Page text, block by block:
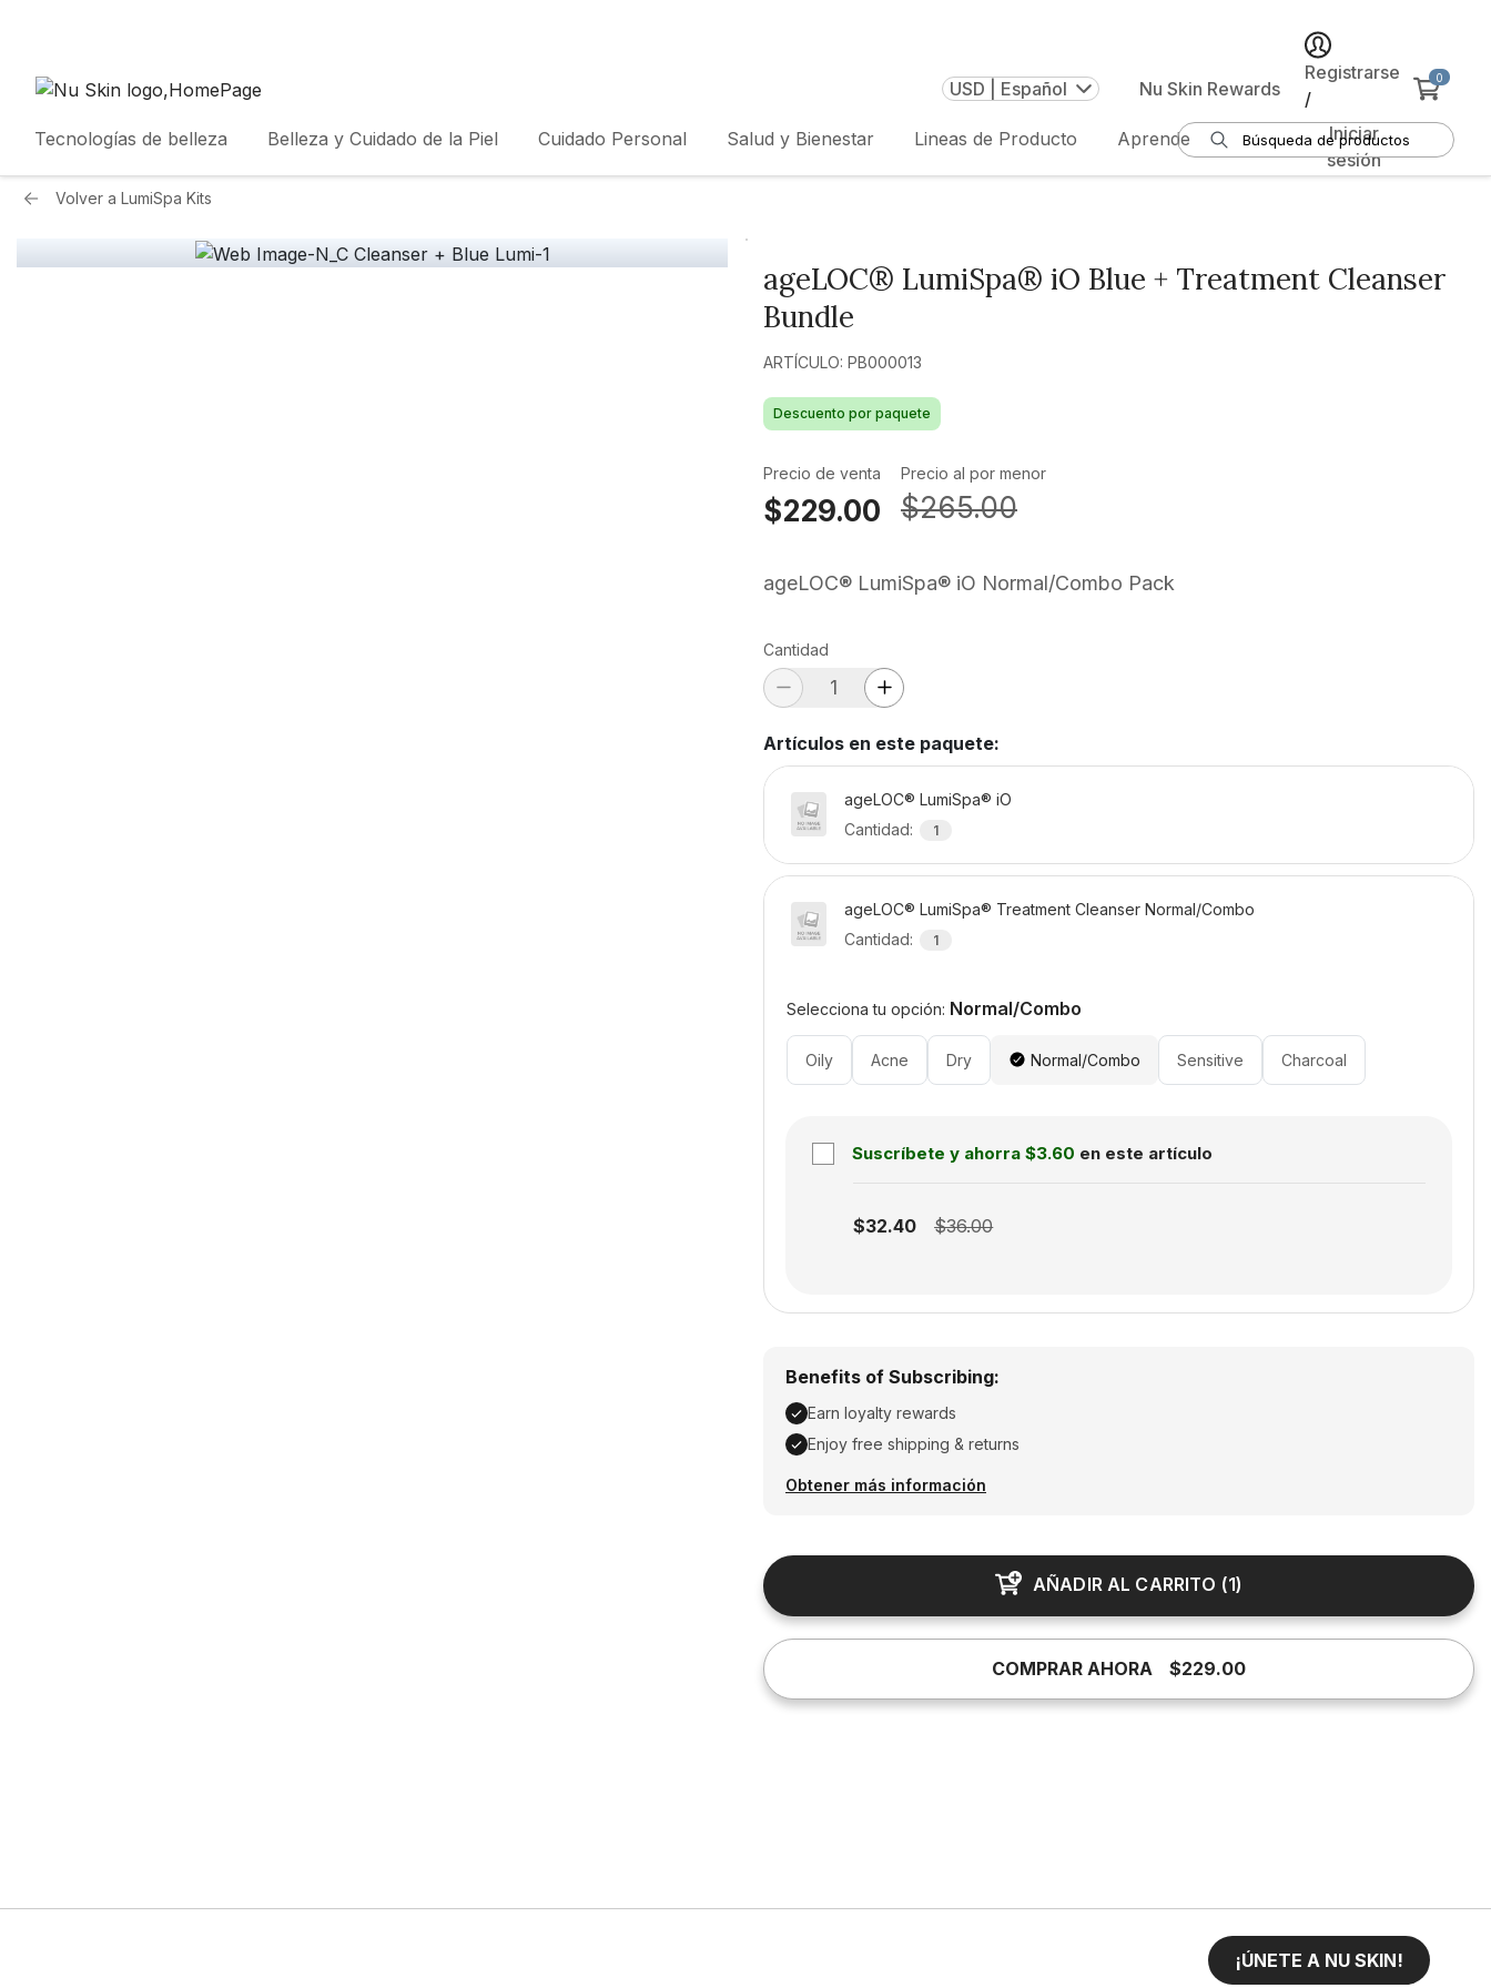
USD | Español Nu Skin Rewards
Registrarse
/
Iniciar
sesión
0
Tecnologías de belleza Belleza y Cuidado de la Piel Cuidado Personal Salud y Bienestar Lineas de Producto Aprende
Volver a LumiSpa Kits
ageLOC® LumiSpa® iO Blue + Treatment Cleanser
Bundle
ARTÍCULO: PB000013
Descuento por paquete
Precio de venta
$229.00
Precio al por menor
$265.00
ageLOC® LumiSpa® iO Normal/Combo Pack
Cantidad
Artículos en este paquete:
ageLOC® LumiSpa® iO
Cantidad: 1
ageLOC® LumiSpa® Treatment Cleanser Normal/Combo
Cantidad: 1
Selecciona tu opción: Normal/Combo
Oily Acne Dry Normal/Combo Sensitive Charcoal
Suscríbete y ahorra $3.60 en este artículo
$32.40
$36.00
Benefits of Subscribing:
Earn loyalty rewards
Enjoy free shipping & returns
Earn loyalty rewards, Enjoy free shipping & returns
Obtener más información
AÑADIR AL CARRITO (1)
COMPRAR AHORA $229.00
¡ÚNETE A NU SKIN!